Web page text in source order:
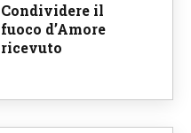
Condividere il
fuoco d’Amore
ricevuto